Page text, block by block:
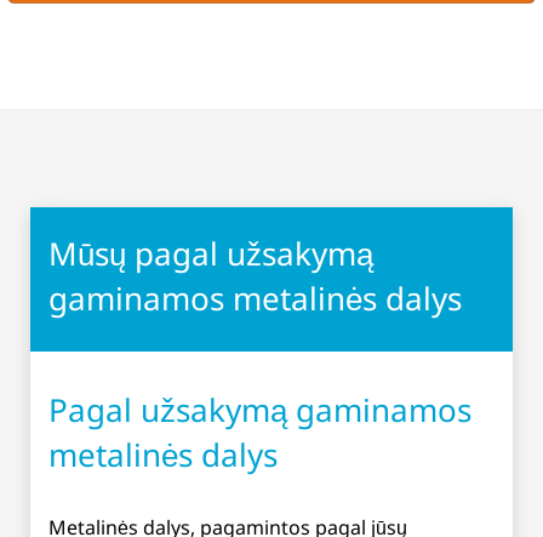
Mūsų pagal užsakymą
gaminamos metalinės dalys
Pagal užsakymą gaminamos
metalinės dalys
Metalinės dalys, pagamintos pagal jūsų